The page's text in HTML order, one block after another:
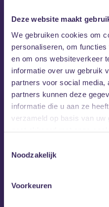
Deze website maakt
We gebruiken cookies om
personaliseren, om
en om ons websiteverkeer
informatie over uw gebruik
partners voor social media,
partners kunnen deze
informatie die u aan ze
verzameld op basis van
Noodzakelijk
Voorkeuren
MEZZ